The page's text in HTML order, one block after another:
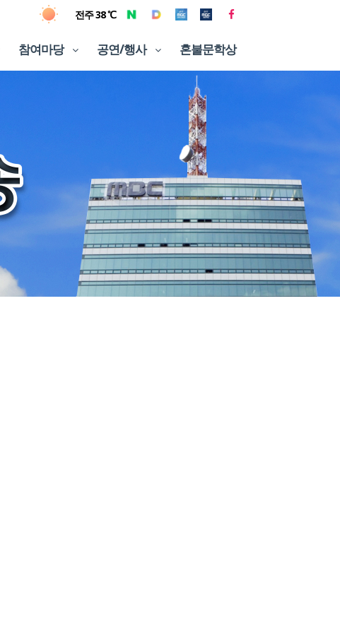
전주 38 ℃
참여마당 공연/행사 혼불문학상